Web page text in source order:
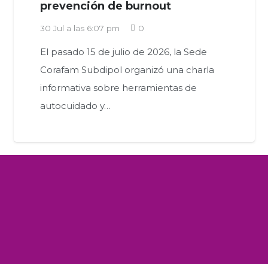
prevención de burnout
30 Jul a las 6:07 pm 0
El pasado 15 de julio de 2026, la Sede
Corafam Subdipol organizó una charla
informativa sobre herramientas de
autocuidado y…